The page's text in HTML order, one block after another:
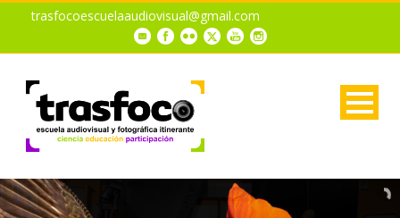
trasfocoescuelaaudiovisual@gmail.com